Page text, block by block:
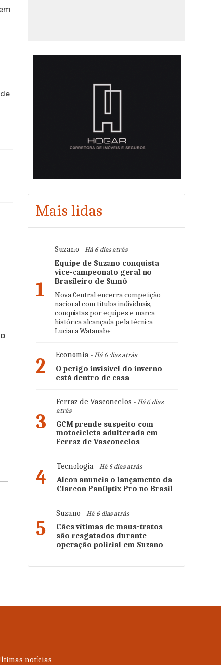
Mais lidas
1
Suzano - Há 6 dias atrás
Equipe de Suzano conquista
vice-campeonato geral no
Brasileiro de Sumô
Nova Central encerra competição
nacional com títulos individuais,
conquistas por equipes e marca
histórica alcançada pela técnica
Luciana Watanabe
2 Economia - Há 6 dias atrás
O perigo invisível do inverno
está dentro de casa
3
Ferraz de Vasconcelos - Há 6 dias
atrás
GCM prende suspeito com
motocicleta adulterada em
Ferraz de Vasconcelos
4 Tecnologia - Há 6 dias atrás
Alcon anuncia o lançamento da
Clareon PanOptix Pro no Brasil
5
Suzano - Há 6 dias atrás
Cães vítimas de maus-tratos
são resgatados durante
operação policial em Suzano
notícias